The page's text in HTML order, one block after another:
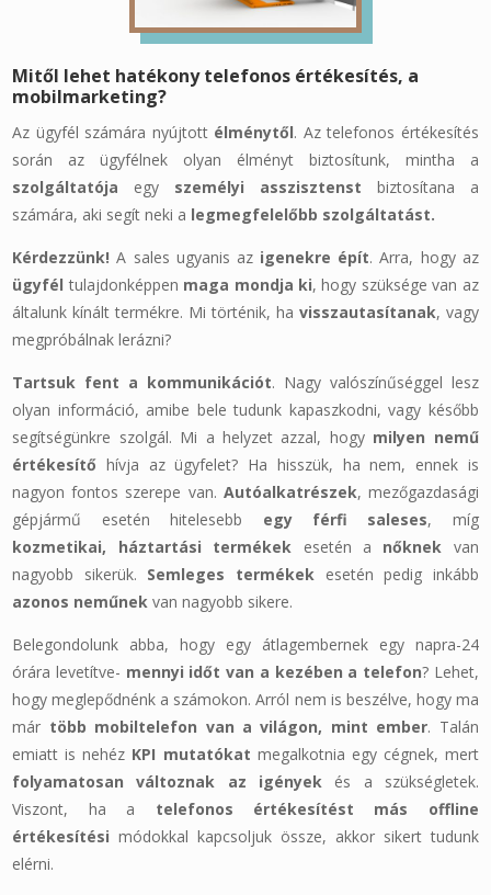
Mitől lehet hatékony telefonos értékesítés, a
mobilmarketing?
Az ügyfél számára nyújtott élménytől. Az telefonos értékesítés
során az ügyfélnek olyan élményt biztosítunk, mintha a
szolgáltatója egy személyi asszisztenst biztosítana a
számára, aki segít neki a legmegfelelőbb szolgáltatást.
Kérdezzünk! A sales ugyanis az igenekre épít. Arra, hogy az
ügyfél tulajdonképpen maga mondja ki, hogy szüksége van az
általunk kínált termékre. Mi történik, ha visszautasítanak, vagy
megpróbálnak lerázni?
Tartsuk fent a kommunikációt. Nagy valószínűséggel lesz
olyan információ, amibe bele tudunk kapaszkodni, vagy később
segítségünkre szolgál. Mi a helyzet azzal, hogy milyen nemű
értékesítő hívja az ügyfelet? Ha hisszük, ha nem, ennek is
nagyon fontos szerepe van. Autóalkatrészek, mezőgazdasági
gépjármű esetén hitelesebb egy férfi saleses, míg
kozmetikai, háztartási termékek esetén a nőknek van
nagyobb sikerük. Semleges termékek esetén pedig inkább
azonos neműnek van nagyobb sikere.
Belegondolunk abba, hogy egy átlagembernek egy napra-24
órára levetítve- mennyi időt van a kezében a telefon? Lehet,
hogy meglepődnénk a számokon. Arról nem is beszélve, hogy ma
már több mobiltelefon van a világon, mint ember. Talán
emiatt is nehéz KPI mutatókat megalkotnia egy cégnek, mert
folyamatosan
változnak az igények és a szükségletek.
Viszont, ha a telefonos értékesítést
más offline
értékesítési módokkal kapcsoljuk össze, akkor sikert tudunk
elérni.